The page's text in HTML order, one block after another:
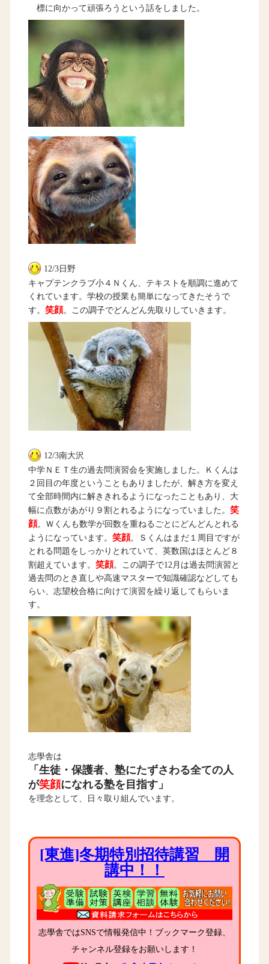
標に向かって頑張ろうという話をしました。
12/3日野
キャプテンクラブ小４Ｎくん、テキストを順調に進めて
くれています。学校の授業も簡単になってきたそうで
す。 笑顔。この調子でどんどん先取りしていきます。
12/3南大沢
中学ＮＥＴ生の過去問演習会を実施しました。Ｋくんは
２回目の年度ということもありましたが、解き方を変え
て全部時間内に解ききれるようになったこともあり、大
幅に点数があがり９割とれるようになっていました。 笑
顔。Ｗくんも数学が回数を重ねるごとにどんどんとれる
ようになっています。 笑顔。Ｓくんはまだ１周目ですが
とれる問題をしっかりとれていて、英数国はほとんど８
割超えています。 笑顔。この調子で12月は過去問演習と
過去問のとき直しや高速マスターで知識確認などしても
らい、志望校合格に向けて演習を繰り返してもらいま
す。
志學舎は
「生徒・保護者、塾にたずさわる全ての人
が笑顔になれる塾を目指す」
を理念として、日々取り組んでいます。
[東進]冬期特別招待講習 開
講中！！
志學舎ではSNSで情報発信中！ブックマーク登録、
チャンネル登録をお願いします！